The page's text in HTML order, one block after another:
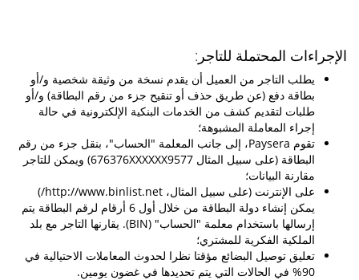
الإجراءات المحتملة للتاجر:
يطلب التاجر من العميل أن يقدم نسخة من وثيقة شخصية و/أو
بطاقة دفع (عن طريق حذف أو تنقيح جزء من رقم البطاقة) و/أو
طلبات لتقديم كشف من الخدمات البنكية الإلكترونية في حالة
إجراء المعاملة المشبوهة؛
تقوم Paysera، إلى جانب المعلمة "الحساب"، بنقل جزء من رقم
البطاقة (على سبيل المثال 676376XXXXXX9577) ويمكن للتاجر
مقارنة البيانات؛
على الإنترنت (على سبيل المثال، http://www.binlist.net/)
يمكن إنشاء دولة البطاقة من خلال أول 6 أرقام لرقم البطاقة يتم
إرسالها باستخدام معلمة "الحساب" (BIN). يقارنها التاجر مع بلد
الملكية الفكرية للمشتري؛
تعليق توصيل البضائع مؤقتا نظرا لحدوث المعاملات الاحتيالية في
90% في الحالات التي يتم تحديدها في غضون يومين.